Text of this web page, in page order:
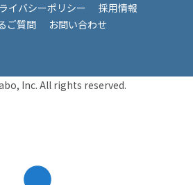
イバシーポリシー
採用情報
ご質問
お問い合わせ
Inc. All rights reserved.